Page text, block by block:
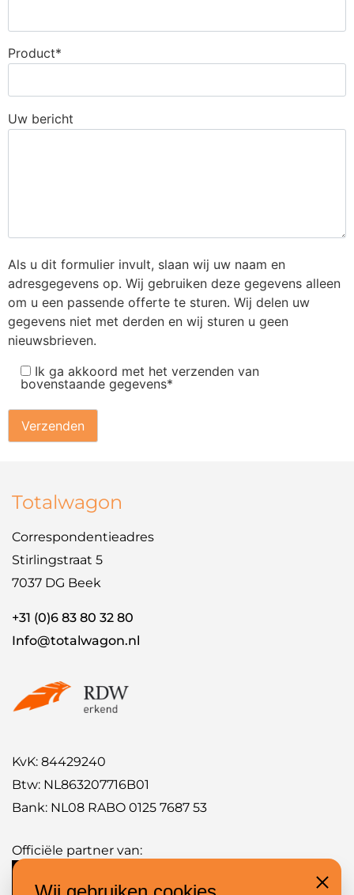
Product*
Uw bericht
Als u dit formulier invult, slaan wij uw naam en
adresgegevens op. Wij gebruiken deze gegevens alleen
om u een passende offerte te sturen. Wij delen uw
gegevens niet met derden en wij sturen u geen
nieuwsbrieven.
Ik ga akkoord met het verzenden van
bovenstaande gegevens*
Totalwagon
Correspondentieadres
Stirlingstraat 5
7037 DG Beek
+31 (0)6 83 80 32 80
Info@totalwagon.nl
KvK: 84429240
Btw: NL863207716B01
Bank: NL08 RABO 0125 7687 53
Officiële partner van: